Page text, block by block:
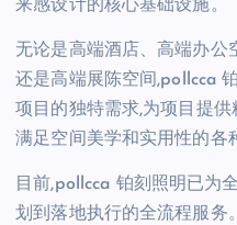
来感设计的核心基础设施。
无论是高端酒店、高端办公
还是高端展陈空间,pollcca
项目的独特需求,为项目提
满足空间美学和实用性的各
目前,pollcca 铂刻照明已为
划到落地执行的全流程服务。